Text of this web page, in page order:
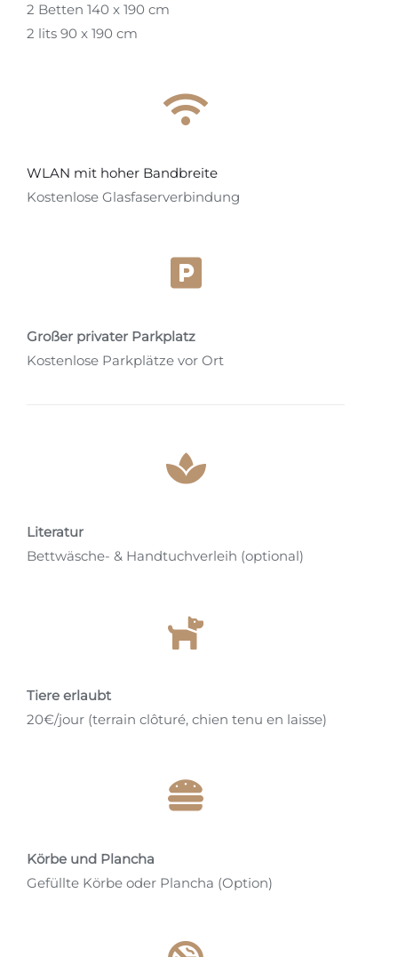
2 Betten 140 x 190 cm
2 lits 90 x 190 cm
WLAN mit hoher Bandbreite
Kostenlose Glasfaserverbindung
Großer privater Parkplatz
Kostenlose Parkplätze vor Ort
Literatur
Bettwäsche- & Handtuchverleih (optional)
Tiere erlaubt
20€/jour (terrain clôturé, chien tenu en laisse)
Körbe und Plancha
Gefüllte Körbe oder Plancha (Option)